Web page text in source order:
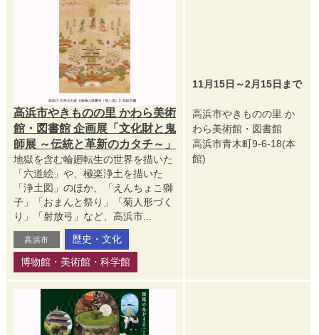
高浜市やきものの里 かわら美術
館・図書館 企画展「文化財と鬼
師展 ～伝統と革新のカタチ～」
地獄を含む輪廻転生の世界を描いた
「六道絵」や、極楽浄土を描いた
「浄土図」のほか、「えんちょこ獅
子」「おまんと祭り」「菊人形づく
り」「射放弓」など、高浜市...
高浜市
歴史・文化
博物館・美術館・科学館
11月15日～2月15日まで
高浜市やきものの里 か
わら美術館・図書館
高浜市青木町9-6-18(本
館)